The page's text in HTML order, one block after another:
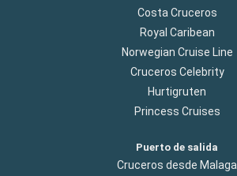
Costa Cruceros
Royal Caribean
Norwegian Cruise Line
Cruceros Celebrity
Hurtigruten
Princess Cruises
Puerto de salida
Cruceros desde Malaga